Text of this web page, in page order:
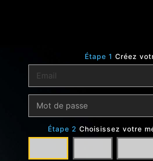
Étape 1 Créez
Étape 2 Choisissez votre